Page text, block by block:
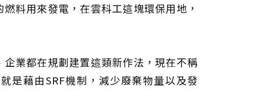
料用來發電，在雲科工這塊環保用地，
業都在規劃建置這類新作法，現在不稱
是藉由SRF機制，減少廢棄物量以及發